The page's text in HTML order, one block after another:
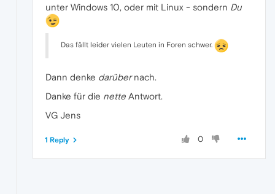
unter Windows 10, oder mit Linux - sondern Du
Das fällt leider vielen Leuten in Foren schwer.
Dann denke darübernach.
Danke für die nette Antwort.
VG Jens
0
1 Reply